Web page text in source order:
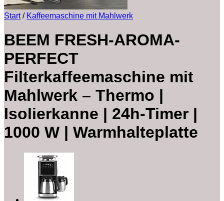
Start / Kaffeemaschine mit Mahlwerk
BEEM FRESH-AROMA-
PERFECT
Filterkaffeemaschine mit
Mahlwerk – Thermo |
Isolierkanne | 24h-Timer |
1000 W | Warmhalteplatte